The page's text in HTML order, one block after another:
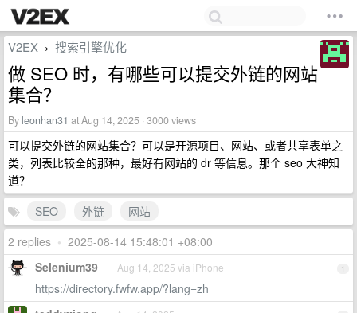
V2EX › 搜索引擎优化
做 SEO 时，有哪些可以提交外链的网站
集合？
By leonhan31 at Aug 14, 2025 · 3000 views
可以提交外链的网站集合？可以是开源项目、网站、或者共享表单之
类，列表比较全的那种，最好有网站的 dr 等信息。那个 seo 大神知
道？
SEO
外链
网站
2 replies • 2025-08-14 15:48:01 +08:00
1
Selenium39 Aug 14, 2025 via iPhone
https://directory.fwfw.app/?lang=zh